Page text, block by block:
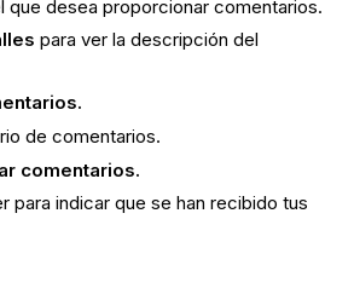
que desea proporcionar comentarios.
para ver la descripción del
de comentarios.
comentarios.
para indicar que se han recibido tus